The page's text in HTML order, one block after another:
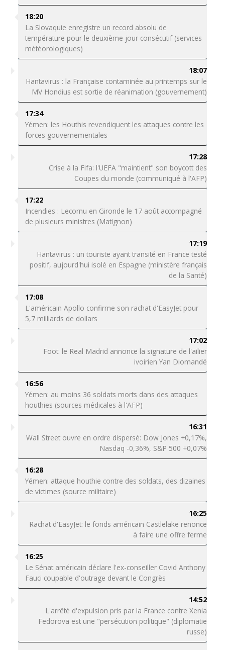
18:20
La Slovaquie enregistre un record absolu de
température pour le deuxième jour consécutif (services
météorologiques)
18:07
Hantavirus : la Française contaminée au printemps sur le
MV Hondius est sortie de réanimation (gouvernement)
17:34
Yémen: les Houthis revendiquent les attaques contre les
forces gouvernementales
17:28
Crise à la Fifa: l'UEFA "maintient" son boycott des
Coupes du monde (communiqué à l'AFP)
17:22
Incendies : Lecornu en Gironde le 17 août accompagné
de plusieurs ministres (Matignon)
17:19
Hantavirus : un touriste ayant transité en France testé
positif, aujourd'hui isolé en Espagne (ministère français
de la Santé)
17:08
L'américain Apollo confirme son rachat d'EasyJet pour
5,7 milliards de dollars
17:02
Foot: le Real Madrid annonce la signature de l'ailier
ivoirien Yan Diomandé
16:56
Yémen: au moins 36 soldats morts dans des attaques
houthies (sources médicales à l'AFP)
16:31
Wall Street ouvre en ordre dispersé: Dow Jones +0,17%,
Nasdaq -0,36%, S&P 500 +0,07%
16:28
Yémen: attaque houthie contre des soldats, des dizaines
de victimes (source militaire)
16:25
Rachat d'EasyJet: le fonds américain Castlelake renonce
à faire une offre ferme
16:25
Le Sénat américain déclare l'ex-conseiller Covid Anthony
Fauci coupable d'outrage devant le Congrès
14:52
L'arrêté d'expulsion pris par la France contre Xenia
Fedorova est une "persécution politique" (diplomatie
russe)